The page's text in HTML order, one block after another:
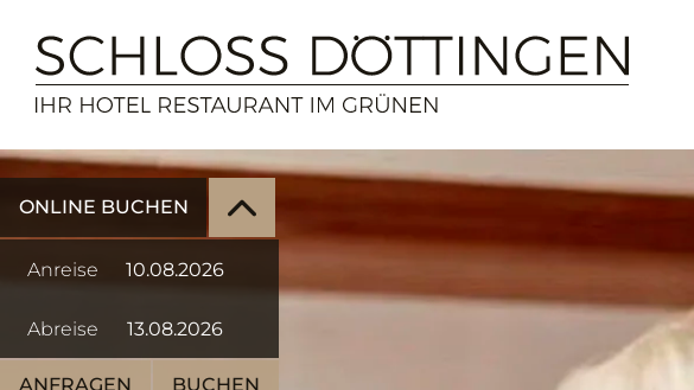
ONLINE BUCHEN
Anreise
Abreise
ANFRAGEN BUCHEN